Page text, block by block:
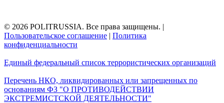
© 2026 POLITRUSSIA. Все права защищены. |
Пользовательское соглашение | Политика
конфиденциальности
Единый федеральный список террористических организаций
Перечень НКО, ликвидированных или запрещенных по
основаниям ФЗ "О ПРОТИВОДЕЙСТВИИ
ЭКСТРЕМИСТСКОЙ ДЕЯТЕЛЬНОСТИ"